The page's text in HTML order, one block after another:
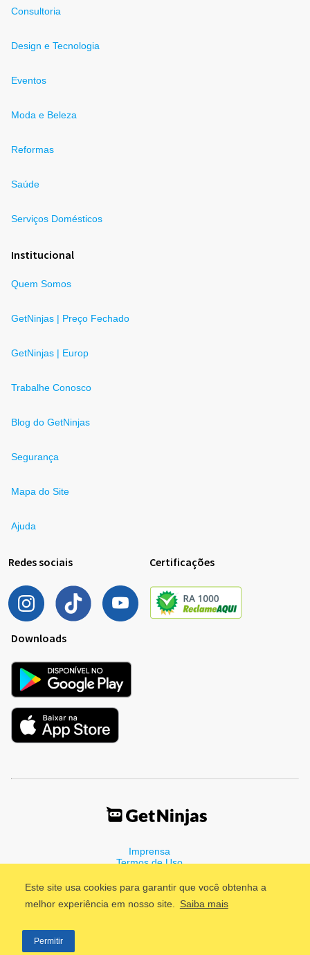
Este site usa cookies para garantir que você obtenha a
melhor experiência em nosso site. Saiba mais
Permitir
Consultoria
Design e Tecnologia
Eventos
Moda e Beleza
Reformas
Saúde
Serviços Domésticos
Institucional
Quem Somos
GetNinjas | Preço Fechado
GetNinjas | Europ
Trabalhe Conosco
Blog do GetNinjas
Segurança
Mapa do Site
Ajuda
Redes sociais Certificações
Downloads
Imprensa
Termos de Uso
©2011 - 2026, GetNinjas LTDA. CNPJ 55.744.877/0001-89 - Rua
Dr. Fernandes Coelho, 85 - 3º andar - São Paulo/SP - Brasil